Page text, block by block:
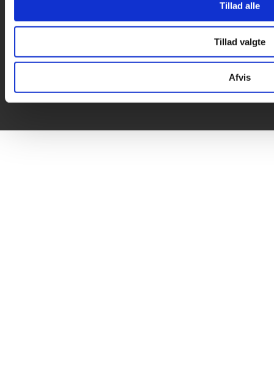
Tillad alle
Tillad valgte
Afvis